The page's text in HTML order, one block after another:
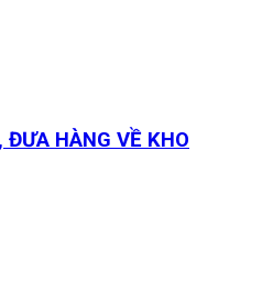
ĐƯA HÀNG VỀ KHO